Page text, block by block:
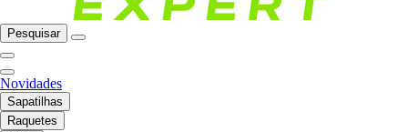
Pesquisar
Novidades
Sapatilhas
Raquetes